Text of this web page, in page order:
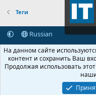
Теги
Russian
Обратная связь
Условия
Политика
Community platform by XenForo
Крупнейший форум по
© 2013-2026 ITNULL.me|
На данном сайте
контент и сохранить Ваш
Продолжая использовать